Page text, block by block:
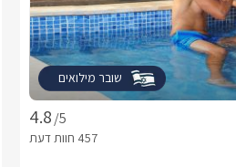
שובר מילואים
/5